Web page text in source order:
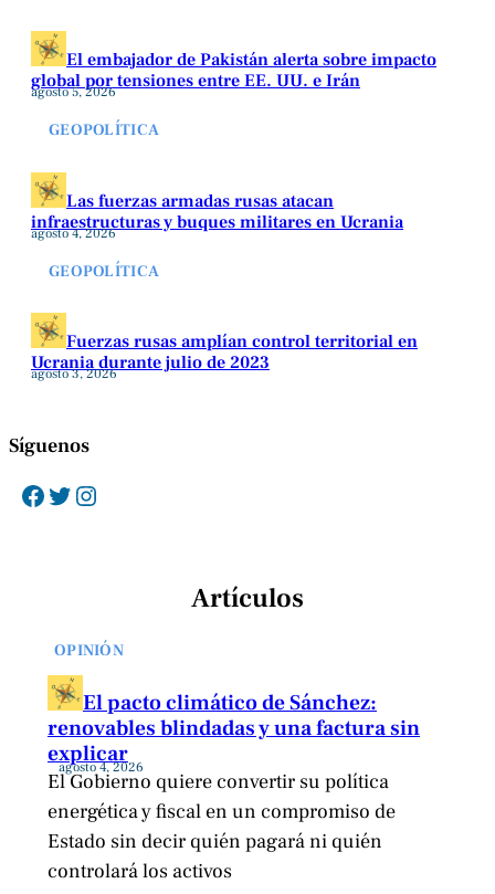
El embajador de Pakistán alerta sobre impacto
global por tensiones entre EE. UU. e Irán
agosto 5, 2026
GEOPOLÍTICA
Las fuerzas armadas rusas atacan
infraestructuras y buques militares en Ucrania
agosto 4, 2026
GEOPOLÍTICA
Fuerzas rusas amplían control territorial en
Ucrania durante julio de 2023
agosto 3, 2026
Síguenos
Facebook Twitter Instagram
Artículos
OPINIÓN
El pacto climático de Sánchez:
renovables blindadas y una factura sin
explicar
agosto 4, 2026
El Gobierno quiere convertir su política
energética y fiscal en un compromiso de
Estado sin decir quién pagará ni quién
controlará los activos